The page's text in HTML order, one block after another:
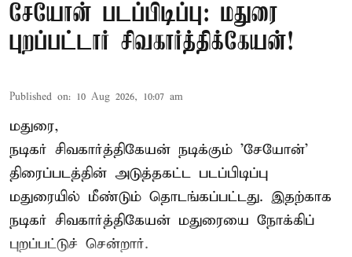
சேயோன் படப்பிடிப்பு: மதுரை
புறப்பட்டார் சிவகார்த்திக்கேயன்!
Published on: 10 Aug 2026, 10:07 am
மதுரை,
நடிகர் சிவகார்த்திகேயன் நடிக்கும் 'சேயோன்'
திரைப்படத்தின் அடுத்தகட்ட படப்பிடிப்பு
மதுரையில் மீண்டும் தொடங்கப்பட்டது. இதற்காக
நடிகர் சிவகார்த்திகேயன் மதுரையை நோக்கிப்
புறப்பட்டுச் சென்றார்.